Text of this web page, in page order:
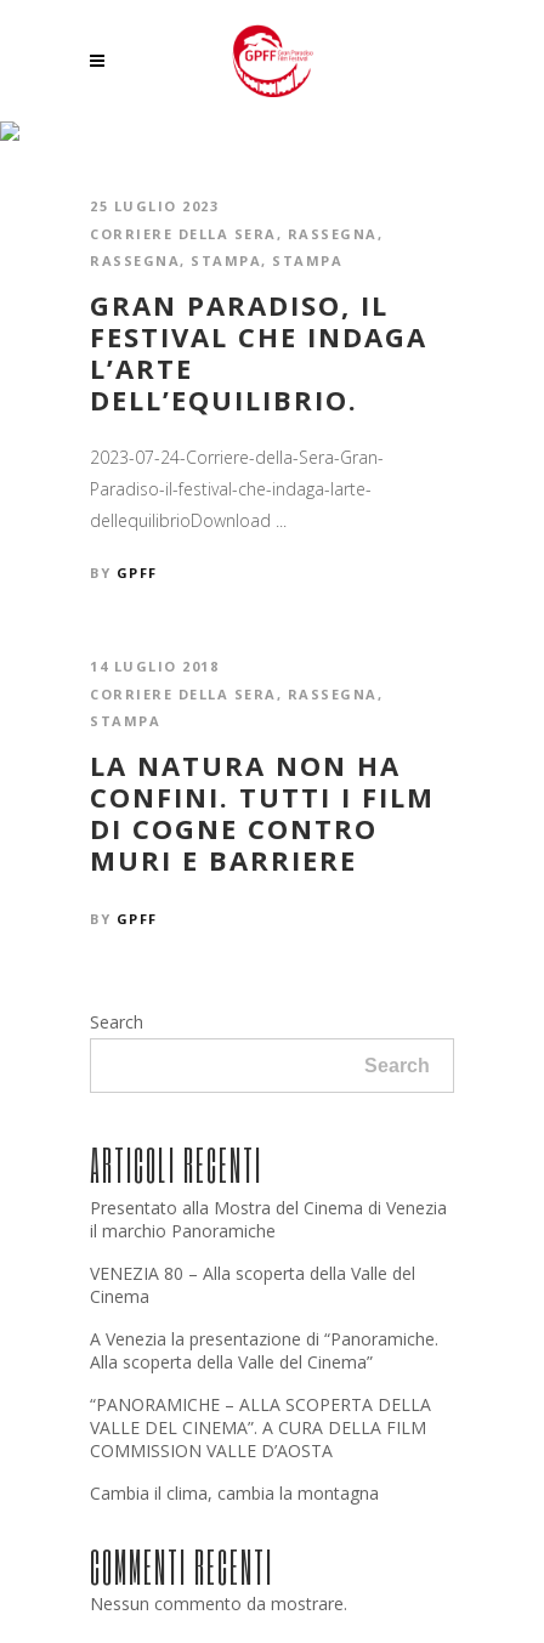
25 LUGLIO 2023
CORRIERE DELLA SERA, RASSEGNA,
RASSEGNA, STAMPA, STAMPA
GRAN PARADISO, IL
FESTIVAL CHE INDAGA
L’ARTE
DELL’EQUILIBRIO.
2023-07-24-Corriere-della-Sera-Gran-
Paradiso-il-festival-che-indaga-larte-
dellequilibrioDownload ...
BY GPFF
14 LUGLIO 2018
CORRIERE DELLA SERA, RASSEGNA,
STAMPA
LA NATURA NON HA
CONFINI. TUTTI I FILM
DI COGNE CONTRO
MURI E BARRIERE
BY GPFF
Search
Search
ARTICOLI RECENTI
Presentato alla Mostra del Cinema di Venezia
il marchio Panoramiche
VENEZIA 80 – Alla scoperta della Valle del
Cinema
A Venezia la presentazione di “Panoramiche.
Alla scoperta della Valle del Cinema”
“PANORAMICHE – ALLA SCOPERTA DELLA
VALLE DEL CINEMA”. A CURA DELLA FILM
COMMISSION VALLE D’AOSTA
Cambia il clima, cambia la montagna
COMMENTI RECENTI
Nessun commento da mostrare.